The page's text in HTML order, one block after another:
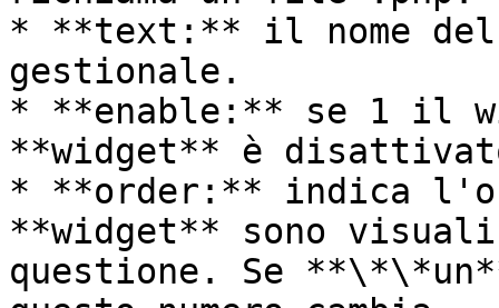
* **text:** il nome
gestionale.
* **enable:** se 1 il
**widget** è
* **order:** indica
**widget** sono
questione. Se